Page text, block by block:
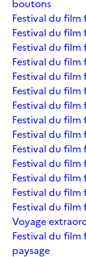
boutons
Festival du film
Festival du film
Festival du film
Festival du film
Festival du film
Festival du film
Festival du film
Festival du film
Festival du film
Festival du film
Festival du film
Festival du film
Festival du film
Festival du film
Voyage
Festival du film
paysage